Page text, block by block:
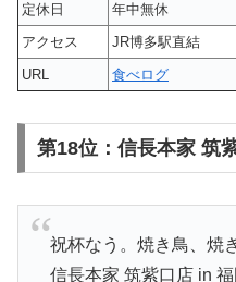
定休日
年中無休
アクセス
JR博多駅直結
URL
食べログ
第18位：信長本家 筑
祝杯なう。焼き鳥、焼
信長本家 筑紫口店 in